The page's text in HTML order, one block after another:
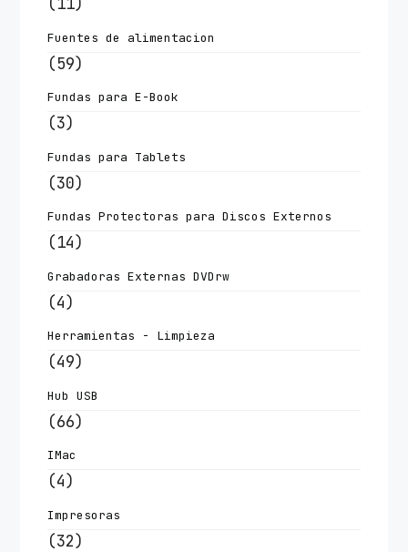
Fuentes de alimentacion
(59)
Fundas para E-Book
(3)
Fundas para Tablets
(30)
Fundas Protectoras para Discos Externos
(14)
Grabadoras Externas DVDrw
(4)
Herramientas - Limpieza
(49)
Hub USB
(66)
IMac
(4)
Impresoras
(32)